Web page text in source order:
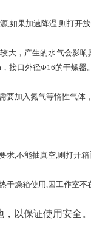
果加速降温,则打开放
，产生的水气会影响
接口外径Φ16的干燥器。
加入氮气等惰性气体，
,不能抽真空,则打开箱
燥箱使用,因工作室不
以保证使用安全。